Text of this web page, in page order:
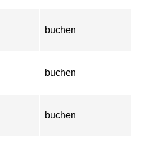
buchen
buchen
buchen